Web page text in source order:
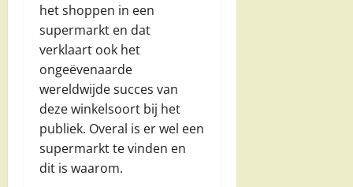
het shoppen in een
supermarkt en dat
verklaart ook het
ongeëvenaarde
wereldwijde succes van
deze winkelsoort bij het
publiek. Overal is er wel een
supermarkt te vinden en
dit is waarom.